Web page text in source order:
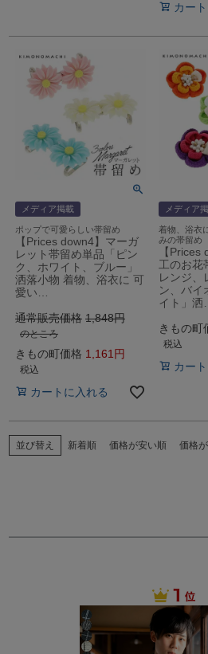
カー
メディア掲載
ポップで可愛らしい帯留め
【Prices down4】マーガ
レット帯留め単品「ピン
ク、ホワイト、ブルー」
洒落小物 着物、浴衣に 可
愛い…
通常販売価格 1,848
のところ
きもの町価格 1,161
税込
カートに入れる
メディア
着物、浴衣
みの帯留め
【Prices
工のお花
レンジ、
ン、バイ
イト」洒…
きもの町
税込
カー
並び替え 新着順 価格が安い順 価格